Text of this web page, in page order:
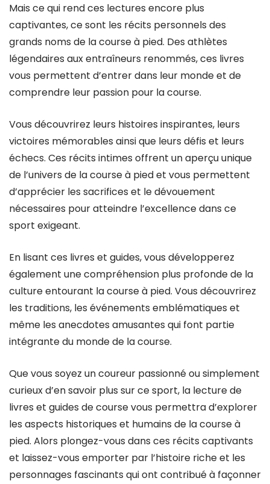
Mais ce qui rend ces lectures encore plus
captivantes, ce sont les récits personnels des
grands noms de la course à pied. Des athlètes
légendaires aux entraîneurs renommés, ces livres
vous permettent d’entrer dans leur monde et de
comprendre leur passion pour la course.
Vous découvrirez leurs histoires inspirantes, leurs
victoires mémorables ainsi que leurs défis et leurs
échecs. Ces récits intimes offrent un aperçu unique
de l’univers de la course à pied et vous permettent
d’apprécier les sacrifices et le dévouement
nécessaires pour atteindre l’excellence dans ce
sport exigeant.
En lisant ces livres et guides, vous développerez
également une compréhension plus profonde de la
culture entourant la course à pied. Vous découvrirez
les traditions, les événements emblématiques et
même les anecdotes amusantes qui font partie
intégrante du monde de la course.
Que vous soyez un coureur passionné ou simplement
curieux d’en savoir plus sur ce sport, la lecture de
livres et guides de course vous permettra d’explorer
les aspects historiques et humains de la course à
pied. Alors plongez-vous dans ces récits captivants
et laissez-vous emporter par l’histoire riche et les
personnages fascinants qui ont contribué à façonner